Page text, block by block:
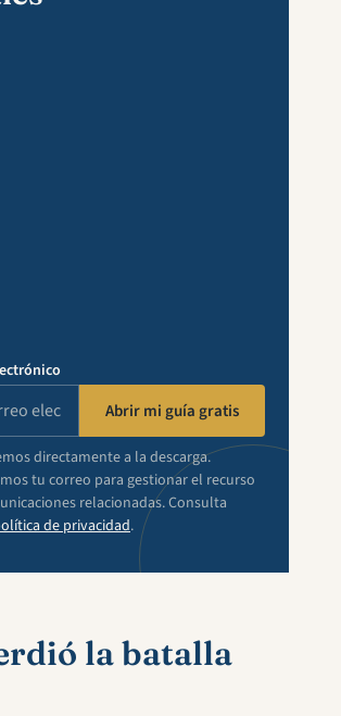
Abrir mi guía gratis
directamente a la descarga.
tu correo para gestionar el recurso
relacionadas. Consulta
de privacidad.
la batalla